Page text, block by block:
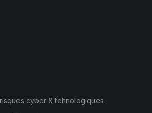
cyber & tehnologiques